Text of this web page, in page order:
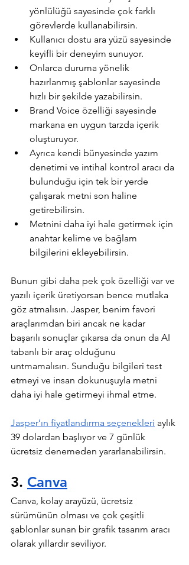
yönlülüğü sayesinde çok farklı
görevlerde kullanabilirsin.
Kullanıcı dostu ara yüzü sayesinde
keyifli bir deneyim sunuyor.
Onlarca duruma yönelik
hazırlanmış şablonlar sayesinde
hızlı bir şekilde yazabilirsin.
Brand Voice özelliği sayesinde
markana en uygun tarzda içerik
oluşturuyor.
Ayrıca kendi bünyesinde yazım
denetimi ve intihal kontrol aracı da
bulunduğu için tek bir yerde
çalışarak metni son haline
getirebilirsin.
Metnini daha iyi hale getirmek için
anahtar kelime ve bağlam
bilgilerini ekleyebilirsin.
Bunun gibi daha pek çok özelliği var ve
yazılı içerik üretiyorsan bence mutlaka
göz atmalısın. Jasper, benim favori
araçlarımdan biri ancak ne kadar
başarılı sonuçlar çıkarsa da onun da AI
tabanlı bir araç olduğunu
untmamalısın. Sunduğu bilgileri test
etmeyi ve insan dokunuşuyla metni
daha iyi hale getirmeyi ihmal etme.
Jasper’ın fiyatlandırma seçenekleri aylık
39 dolardan başlıyor ve 7 günlük
ücretsiz denemeden yararlanabilirsin.
3. Canva
Canva, kolay arayüzü, ücretsiz
sürümünün olması ve çok çeşitli
şablonlar sunan bir grafik tasarım aracı
olarak yıllardır seviliyor.